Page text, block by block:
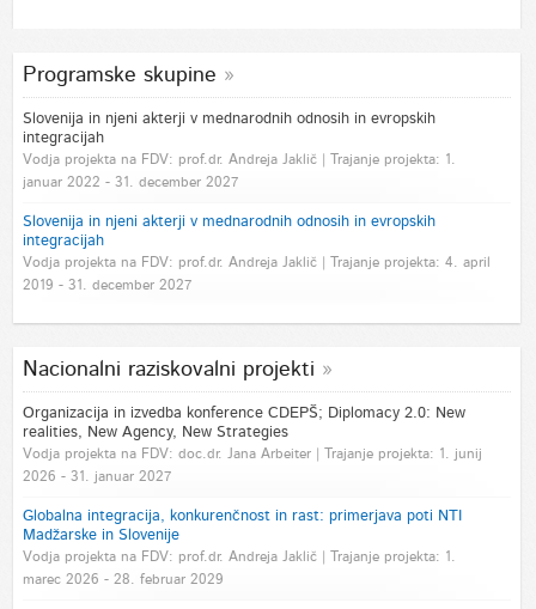
Programske skupine
Slovenija in njeni akterji v mednarodnih odnosih in evropskih
integracijah
Vodja projekta na FDV: prof.dr. Andreja Jaklič | Trajanje projekta: 1.
januar 2022 - 31. december 2027
Slovenija in njeni akterji v mednarodnih odnosih in evropskih
integracijah
Vodja projekta na FDV: prof.dr. Andreja Jaklič | Trajanje projekta: 4. april
2019 - 31. december 2027
Nacionalni raziskovalni projekti
Organizacija in izvedba konference CDEPŠ; Diplomacy 2.0: New
realities, New Agency, New Strategies
Vodja projekta na FDV: doc.dr. Jana Arbeiter | Trajanje projekta: 1. junij
2026 - 31. januar 2027
Globalna integracija, konkurenčnost in rast: primerjava poti NTI
Madžarske in Slovenije
Vodja projekta na FDV: prof.dr. Andreja Jaklič | Trajanje projekta: 1.
marec 2026 - 28. februar 2029